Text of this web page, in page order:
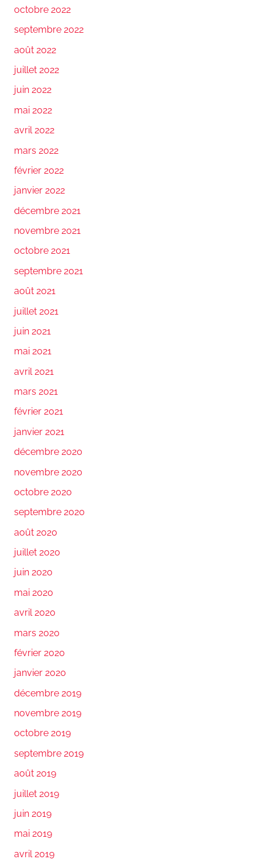
octobre 2022
septembre 2022
août 2022
juillet 2022
juin 2022
mai 2022
avril 2022
mars 2022
février 2022
janvier 2022
décembre 2021
novembre 2021
octobre 2021
septembre 2021
août 2021
juillet 2021
juin 2021
mai 2021
avril 2021
mars 2021
février 2021
janvier 2021
décembre 2020
novembre 2020
octobre 2020
septembre 2020
août 2020
juillet 2020
juin 2020
mai 2020
avril 2020
mars 2020
février 2020
janvier 2020
décembre 2019
novembre 2019
octobre 2019
septembre 2019
août 2019
juillet 2019
juin 2019
mai 2019
avril 2019